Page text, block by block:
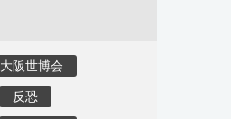
大阪世博会
反恐